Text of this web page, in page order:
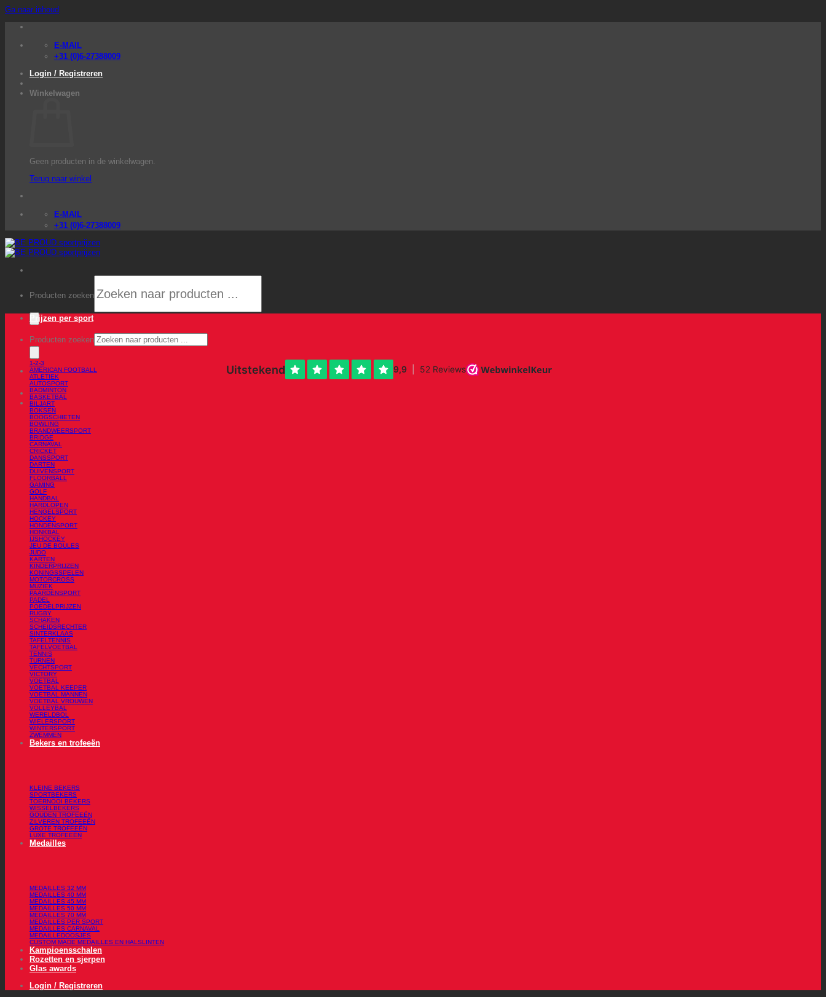
Ga naar inhoud
E-MAIL
+31 (0)6-27388009
Login / Registreren
Winkelwagen
Geen producten in de winkelwagen.
Terug naar winkel
E-MAIL
+31 (0)6-27388009
Producten zoeken
Producten zoeken
Prijzen per sport
1-2-3
AMERICAN FOOTBALL
ATLETIEK
AUTOSPORT
BADMINTON
BASKETBAL
BILJART
BOKSEN
BOOGSCHIETEN
BOWLING
BRANDWEERSPORT
BRIDGE
CARNAVAL
CRICKET
DANSSPORT
DARTEN
DUIVENSPORT
FLOORBALL
GAMING
GOLF
HANDBAL
HARDLOPEN
HENGELSPORT
HOCKEY
HONDENSPORT
HONKBAL
IJSHOCKEY
JEU DE BOULES
JUDO
KARTEN
KINDERPRIJZEN
KONINGSSPELEN
MOTORCROSS
MUZIEK
PAARDENSPORT
PADEL
POEDELPRIJZEN
RUGBY
SCHAKEN
SCHEIDSRECHTER
SINTERKLAAS
TAFELTENNIS
TAFELVOETBAL
TENNIS
TURNEN
VECHTSPORT
VICTORY
VOETBAL
VOETBAL KEEPER
VOETBAL MANNEN
VOETBAL VROUWEN
VOLLEYBAL
WERELDBOL
WIELERSPORT
WINTERSPORT
ZWEMMEN
Bekers en trofeeën
KLEINE BEKERS
SPORTBEKERS
TOERNOOI BEKERS
WISSELBEKERS
GOUDEN TROFEEËN
ZILVEREN TROFEEËN
GROTE TROFEEËN
LUXE TROFEEËN
Medailles
MEDAILLES 32 MM
MEDAILLES 40 MM
MEDAILLES 45 MM
MEDAILLES 50 MM
MEDAILLES 70 MM
MEDAILLES PER SPORT
MEDAILLES CARNAVAL
MEDAILLEDOOSJES
CUSTOM MADE MEDAILLES EN HALSLINTEN
Kampioensschalen
Rozetten en sjerpen
Glas awards
Login / Registreren